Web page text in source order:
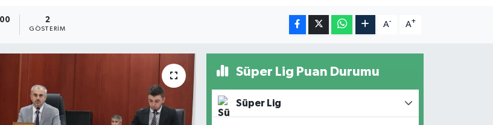
2
GÖSTERIM
A- A+
Süper Lig Puan Durumu
Süper Lig